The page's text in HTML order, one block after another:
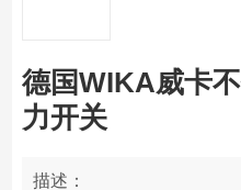
德国WIKA威卡
力开关
描述：